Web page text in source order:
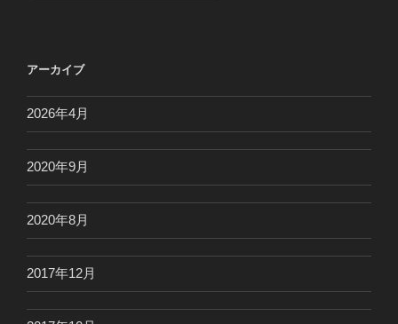
アーカイブ
2026年4月
2020年9月
2020年8月
2017年12月